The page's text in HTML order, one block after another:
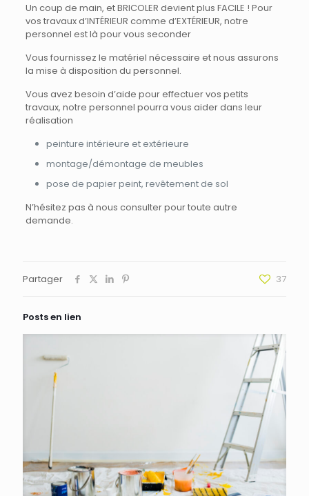
Un coup de main, et BRICOLER devient plus FACILE ! Pour
vos travaux d’INTÉRIEUR comme d’EXTÉRIEUR, notre
personnel est là pour vous seconder
Vous fournissez le matériel nécessaire et nous assurons
la mise à disposition du personnel.
Vous avez besoin d’aide pour effectuer vos petits
travaux, notre personnel pourra vous aider dans leur
réalisation
peinture intérieure et extérieure
montage/démontage de meubles
pose de papier peint, revêtement de sol
N’hésitez pas à nous consulter pour toute autre
demande.
Partager 37
Posts en lien